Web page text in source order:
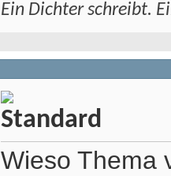
Ein Dichter schreibt.
Wieso Thema